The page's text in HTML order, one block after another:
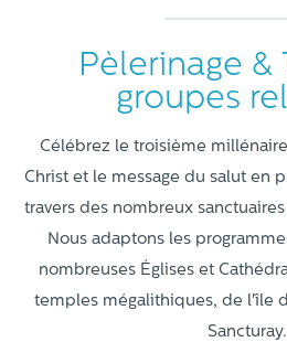
Pèlerinage &
groupes
Célébrez le troisième
Christ et le message du salut en
travers des nombreux
Nous adaptons les
nombreuses Églises et
temples mégalithiques, de l'île
Sancturay.